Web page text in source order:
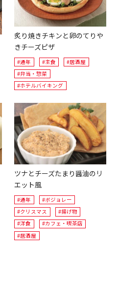
炙り焼きチキンと卵のてりや
きチーズピザ
#通年 #主食
#居酒屋
#弁当・惣菜
#ホテルバイキング
ツナとチーズたまり醤油のリ
エット風
#通年
#ボジョレー
#クリスマス
#揚げ物
#洋食
#カフェ・喫茶店
#居酒屋